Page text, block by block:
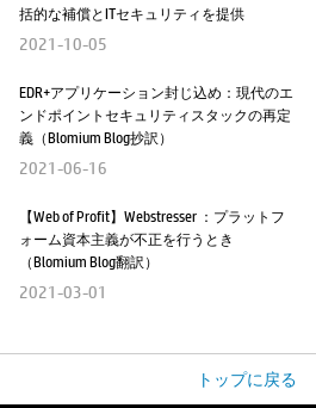
括的な補償とITセキュリティを提供
2021-10-05
EDR+アプリケーション封じ込め：現代のエ
ンドポイントセキュリティスタックの再定
義（Blomium Blog抄訳）
2021-06-16
【Web of Profit】Webstresser ：プラットフ
ォーム資本主義が不正を行うとき
（Blomium Blog翻訳）
2021-03-01
トップに戻る